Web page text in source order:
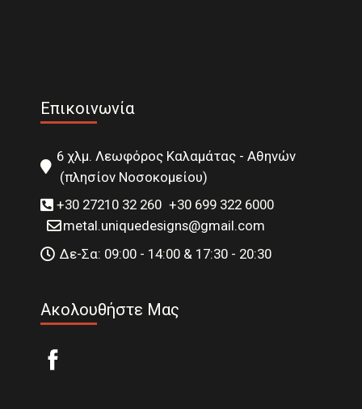
Επικοινωνία
6 χλμ. Λεωφόρος Καλαμάτας - Αθηνών
(πλησίον Νοσοκομείου)
+30 27210 32 260 +30 699 322 6000
metal.uniquedesigns@gmail.com
Δε-Σα: 09:00 - 14:00 & 17:30 - 20:30
Ακολουθήστε Μας